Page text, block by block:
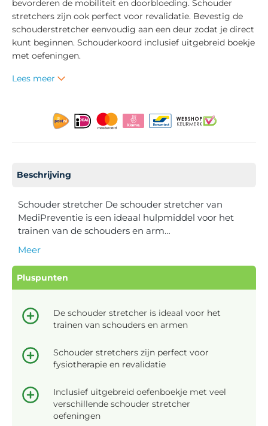
bevorderen de mobiliteit en doorbloeding. Schouder
stretchers zijn ook perfect voor revalidatie. Bevestig de
schouderstretcher eenvoudig aan een deur zodat je direct
kunt beginnen. Schouderkoord inclusief uitgebreid boekje
met oefeningen.
Lees meer
Beschrijving
Schouder stretcher De schouder stretcher van
MediPreventie is een ideaal hulpmiddel voor het
trainen van de schouders en arm…
Meer
Pluspunten
De schouder stretcher is ideaal voor het
trainen van schouders en armen
Schouder stretchers zijn perfect voor
fysiotherapie en revalidatie
Inclusief uitgebreid oefenboekje met veel
verschillende schouder stretcher
oefeningen